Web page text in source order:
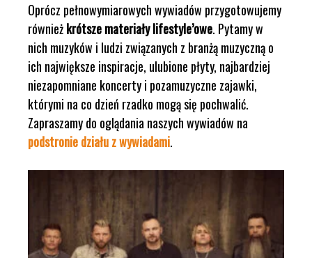
Oprócz pełnowymiarowych wywiadów przygotowujemy
równieżkrótsze materiały lifestyle’owe. Pytamy w
nich muzyków i ludzi związanych z branżą muzyczną o
ich największe inspiracje, ulubione płyty, najbardziej
niezapomniane koncerty i pozamuzyczne zajawki,
którymi na co dzień rzadko mogą się pochwalić.
Zapraszamy do oglądania naszych wywiadów na
podstronie działu z wywiadami.